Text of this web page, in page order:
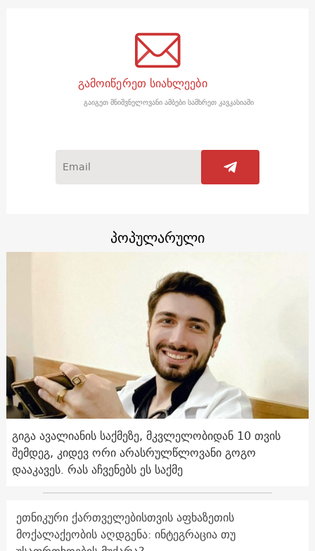
გამოიწერეთ სიახლეები
გაიგეთ მნიშვნელოვანი ამბები სამხრეთ კავკასიაში
პოპულარული
გიგა ავალიანის საქმეზე, მკვლელობიდან 10 თვის
შემდეგ, კიდევ ორი არასრულწლოვანი გოგო
დააკავეს. რას აჩვენებს ეს საქმე
ეთნიკური ქართველებისთვის აფხაზეთის
მოქალაქეობის აღდგენა: ინტეგრაცია თუ